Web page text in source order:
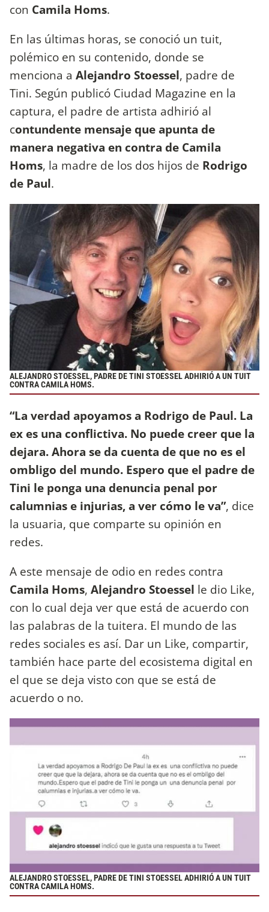
con Camila Homs.
En las últimas horas, se conoció un tuit,
polémico en su contenido, donde se
menciona a Alejandro Stoessel, padre de
Tini. Según publicó Ciudad Magazine en la
captura, el padre de artista adhirió al
contundente mensaje que apunta de
manera negativa en contra de Camila
Homs, la madre de los dos hijos de Rodrigo
de Paul.
ALEJANDRO STOESSEL, PADRE DE TINI STOESSEL ADHIRIÓ A UN TUIT
CONTRA CAMILA HOMS.
“La verdad apoyamos a Rodrigo de Paul. La
ex es una conflictiva. No puede creer que la
dejara. Ahora se da cuenta de que no es el
ombligo del mundo. Espero que el padre de
Tini le ponga una denuncia penal por
calumnias e injurias, a ver cómo le va”, dice
la usuaria, que comparte su opinión en
redes.
A este mensaje de odio en redes contra
Camila Homs, Alejandro Stoessel le dio Like,
con lo cual deja ver que está de acuerdo con
las palabras de la tuitera. El mundo de las
redes sociales es así. Dar un Like, compartir,
también hace parte del ecosistema digital en
el que se deja visto con que se está de
acuerdo o no.
ALEJANDRO STOESSEL, PADRE DE TINI STOESSEL ADHIRIÓ A UN TUIT
CONTRA CAMILA HOMS.